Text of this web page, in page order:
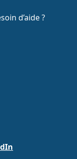
d’aide ?